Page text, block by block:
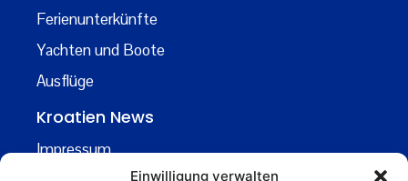
Einwilligung verwalten
Ferienunterkünfte
Yachten und Boote
Ausflüge
Kroatien News
Impressum